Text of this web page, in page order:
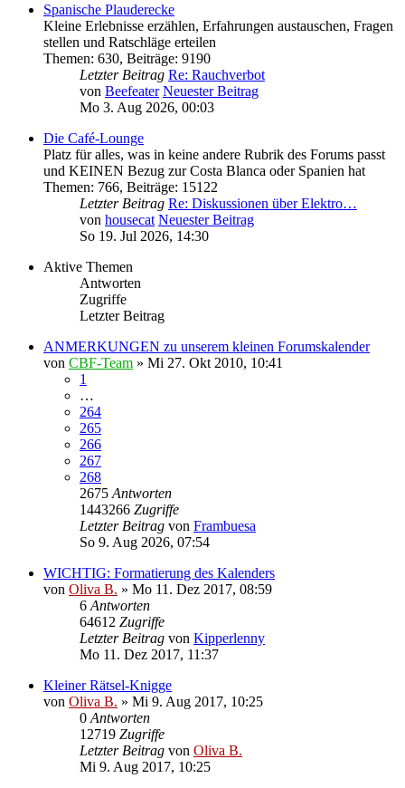
Spanische Plauderecke
Kleine Erlebnisse erzählen, Erfahrungen austauschen, Fragen
stellen und Ratschläge erteilen
Themen: 630, Beiträge: 9190
Letzter Beitrag Re: Rauchverbot
von Beefeater Neuester Beitrag
Mo 3. Aug 2026, 00:03
Die Café-Lounge
Platz für alles, was in keine andere Rubrik des Forums passt
und KEINEN Bezug zur Costa Blanca oder Spanien hat
Themen: 766, Beiträge: 15122
Letzter Beitrag Re: Diskussionen über Elektro…
von housecat Neuester Beitrag
So 19. Jul 2026, 14:30
Aktive Themen
Antworten
Zugriffe
Letzter Beitrag
ANMERKUNGEN zu unserem kleinen Forumskalender
von CBF-Team » Mi 27. Okt 2010, 10:41
1
…
264
265
266
267
268
2675 Antworten
1443266 Zugriffe
Letzter Beitrag von Frambuesa
So 9. Aug 2026, 07:54
WICHTIG: Formatierung des Kalenders
von Oliva B. » Mo 11. Dez 2017, 08:59
6 Antworten
64612 Zugriffe
Letzter Beitrag von Kipperlenny
Mo 11. Dez 2017, 11:37
Kleiner Rätsel-Knigge
von Oliva B. » Mi 9. Aug 2017, 10:25
0 Antworten
12719 Zugriffe
Letzter Beitrag von Oliva B.
Mi 9. Aug 2017, 10:25